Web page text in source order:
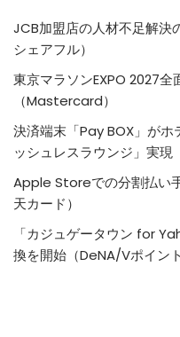
JCB加盟店の人材不足解決
シェアフル）
東京マラソンEXPO 2027
（Mastercard）
決済端末「Pay BOX」が
ッシュレスラウンジ」実現
Apple Storeでの分割払い
天カード）
「カジュゲータウン for
換を開始（DeNA/Vポイン